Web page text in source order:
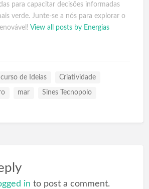
para capacitar decisões informadas
verde. Junte-se a nós para explorar o
View all posts by Energias
de Ideias Criatividade
mar Sines Tecnopolo
in to post a comment.